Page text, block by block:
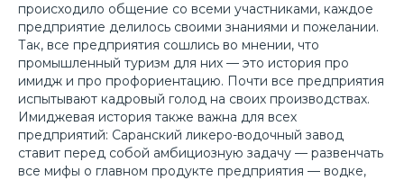
происходило общение со всеми участниками, каждое
предприятие делилось своими знаниями и пожелании.
Так, все предприятия сошлись во мнении, что
промышленный туризм для них — это история про
имидж и про профориентацию. Почти все предприятия
испытывают кадровый голод на своих производствах.
Имиджевая история также важна для всех
предприятий: Саранский ликеро-водочный завод
ставит перед собой амбициозную задачу — развенчать
все мифы о главном продукте предприятия — водке,